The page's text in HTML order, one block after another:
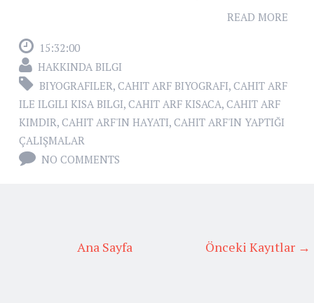
READ MORE
15:32:00
HAKKINDA BILGI
BIYOGRAFILER, CAHIT ARF BIYOGRAFI, CAHIT ARF
ILE ILGILI KISA BILGI, CAHIT ARF KISACA, CAHIT ARF
KIMDIR, CAHIT ARF'IN HAYATI, CAHIT ARF'IN YAPTIĞI
ÇALIŞMALAR
NO COMMENTS
Önceki Kayıtlar →
Ana Sayfa